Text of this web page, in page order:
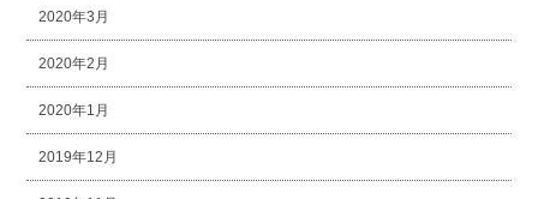
2020年3月
2020年2月
2020年1月
2019年12月